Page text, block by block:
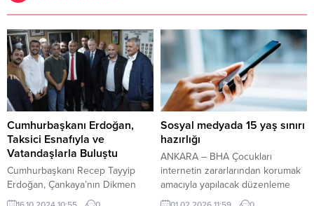
Cumhurbaşkanı Erdoğan,
Taksici Esnafıyla ve
Vatandaşlarla Buluştu
Cumhurbaşkanı Recep Tayyip
Erdoğan, Çankaya’nın Dikmen
semtinde bulunan Hatça Ana
Sosyal medyada 15 yaş sınırı
hazırlığı
ANKARA – BHA Çocukları
internetin zararlarından korumak
amacıyla yapılacak düzenleme
kapsamında, ebeveyn izni olsa